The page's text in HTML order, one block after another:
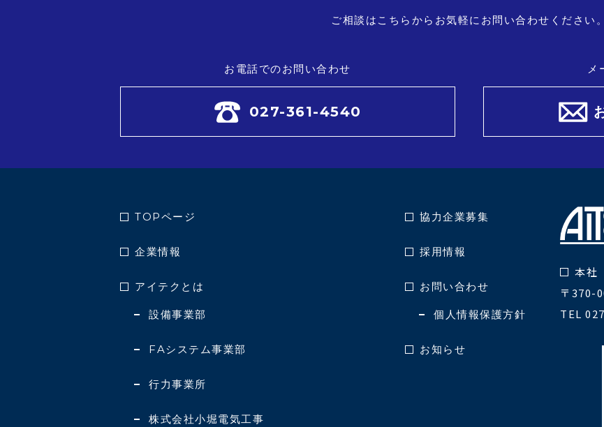
ご相談はこちらからお気軽にお問い合わせください。
お電話でのお問い合わせ
027-361-4540
メ
TOPページ
企業情報
アイテクとは
設備事業部
FAシステム事業部
行力事業所
株式会社小堀電気工事
協力企業募集
採用情報
お問い合わせ
個人情報保護方針
お知らせ
本社
〒370-
TEL